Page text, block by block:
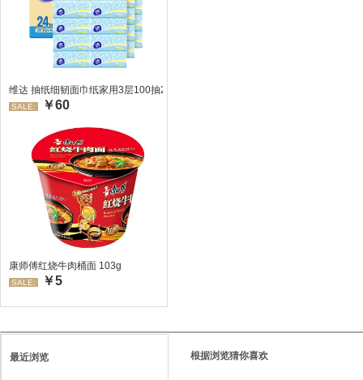
维达 抽纸细韧面巾纸家用3层100抽24包/箱 超值装 偏远地区不发货偏远地区:(含
SALE: ￥60
康师傅红烧牛肉桶面 103g
SALE: ￥5
最近浏览 根据浏览猜你喜欢